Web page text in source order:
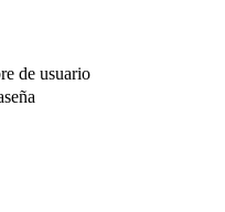
de usuario